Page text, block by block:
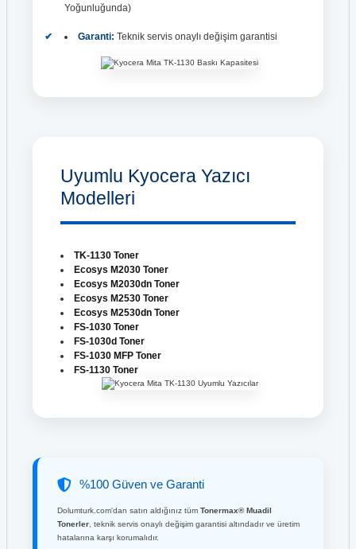
Yoğunluğunda)
Garanti: Teknik servis onaylı değişim garantisi
Uyumlu Kyocera Yazıcı
Modelleri
TK-1130 Toner
Ecosys M2030 Toner
Ecosys M2030dn Toner
Ecosys M2530 Toner
Ecosys M2530dn Toner
FS-1030 Toner
FS-1030d Toner
FS-1030 MFP Toner
FS-1130 Toner
%100 Güven ve Garanti
Dolumturk.com'dan satın aldığınız tüm Tonermax® Muadil
Tonerler, teknik servis onaylı değişim garantisi altındadır ve üretim
hatalarına karşı korumalıdır.